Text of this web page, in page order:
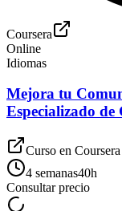
Coursera
Online
Idiomas
Mejora tu
Especializado de
Curso en Coursera
4 semanas40h
Consultar precio